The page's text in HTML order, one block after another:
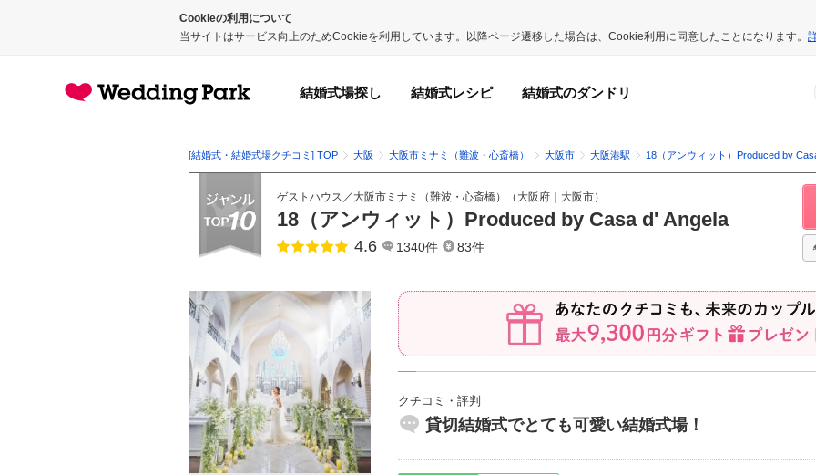
Cookieの利用について
当サイトはサービス向上のためCookieを利用しています。以降ページ遷移した場合は、Cookie利用に同意したことになります。
結婚式場探し 結婚式レシピ 結婚式のダンドリ
[結婚式・結婚式場クチコミ] TOP 大阪 大阪市ミナミ（難波・心斎橋） 大阪市 大阪港駅 18（アンウィット）Produced by
ゲストハウス ／ 大阪市ミナミ（難波・心斎橋） （ 大阪府 大阪市）
18（アンウィット）Produced by Casa d' Angela
点数
4.6 1340件 83件
クチコミ・評判
貸切結婚式でとても可愛い結婚式場！